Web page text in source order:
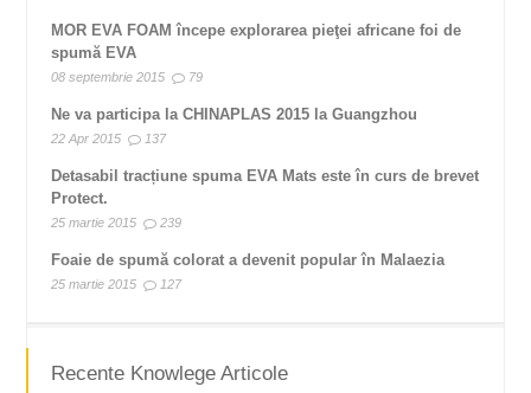
MOR EVA FOAM începe explorarea pieţei africane foi de
spumă EVA
08 septembrie 2015 79
Ne va participa la CHINAPLAS 2015 la Guangzhou
22 Apr 2015 137
Detasabil tracțiune spuma EVA Mats este în curs de brevet
Protect.
25 martie 2015 239
Foaie de spumă colorat a devenit popular în Malaezia
25 martie 2015 127
Recente Knowlege Articole